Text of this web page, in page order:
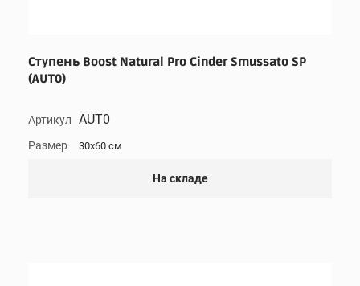
Ступень Boost Natural Pro Cinder Smussato SP
(AUT0)
Артикул AUT0
Размер 30x60 см
На складе